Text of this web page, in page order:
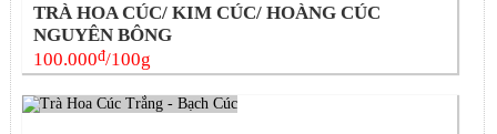
TRÀ HOA CÚC/ KIM CÚC/ HOÀNG CÚC
NGUYÊN BÔNG
100.000đ/100g